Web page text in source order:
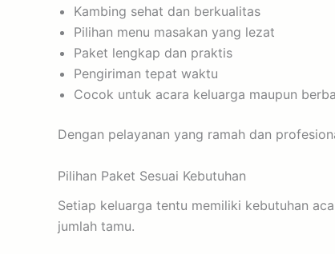
Kambing sehat dan berkualitas
Pilihan menu masakan yang lezat
Paket lengkap dan praktis
Pengiriman tepat waktu
Cocok untuk acara keluarga maupun
Dengan pelayanan yang ramah dan
Pilihan Paket Sesuai Kebutuhan
Setiap keluarga tentu memiliki kebutuhan
jumlah tamu.